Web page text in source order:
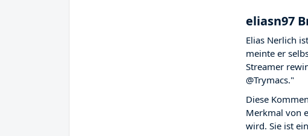
eliasn97
Elias Nerlich
meinte er
Streamer
@Trymacs."
Diese
Merkmal von
wird. Sie ist